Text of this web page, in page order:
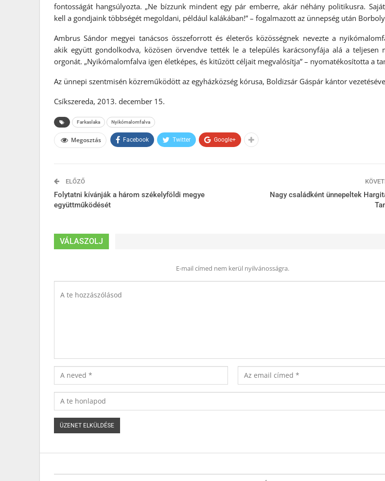
fontosságát hangsúlyozta. „Ne bízzunk mindent egy pár emberre, akár néhány politikusra.
kell a gondjaink többségét megoldani, például kalákában!” – fogalmazott az ünnepség után Borboly
Ambrus Sándor megyei tanácsos összeforrott és életerős közösségnek nevezte a
akik együtt gondolkodva, közösen örvendve tették le a település karácsonyfája alá a teljesen
orgonát. „Nyikómalomfalva igen életképes, és kitűzött céljait megvalósítja” – nyomatékosította a
Az ünnepi szentmisén közreműködött az egyházközség kórusa, Boldizsár Gáspár kántor
Csíkszereda, 2013. december 15.
Farkaslaka Nyikómalomfalva
Megosztás Facebook Twitter Google+
ELŐZŐ
Folytatni kívánják a három székelyföldi megye
együttműködését
Nagy családként ünnepeltek
VÁLASZOLJ
E-mail címed nem kerül nyilvánosságra.